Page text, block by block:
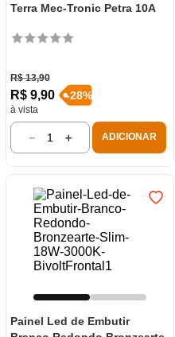
Terra Mec-Tronic Petra 10A
R$ 13,90
R$ 9,90
à vista
-28%
＋
－ ADICIONAR
Painel Led de Embutir